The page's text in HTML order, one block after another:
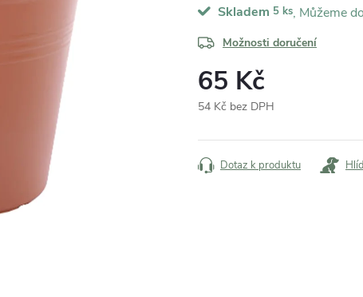
Skladem 5 ks
Možnosti doručení
65 Kč
54 Kč bez DPH
cena:
Dotaz k produktu